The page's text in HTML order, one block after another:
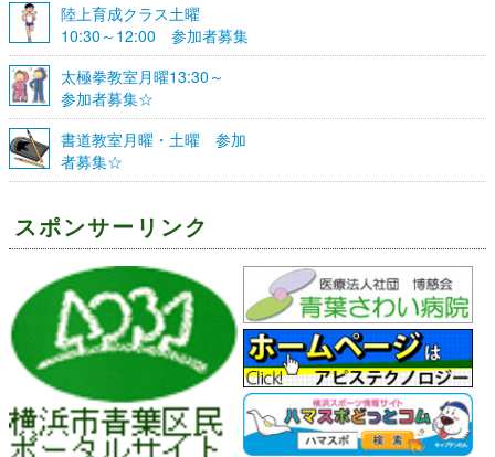
陸上育成クラス土曜
10:30～12:00 参加者募集
☆
太極拳教室月曜13:30～
参加者募集☆
書道教室月曜・土曜 参加
者募集☆
スポンサーリンク